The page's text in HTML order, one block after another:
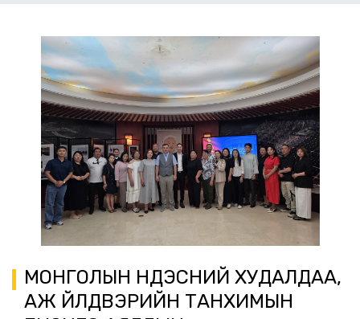
МОНГОЛЫН ҮНДЭСНИЙ ХУДАЛДАА,
АЖ ҮЙЛДВЭРИЙН ТАНХИМЫН